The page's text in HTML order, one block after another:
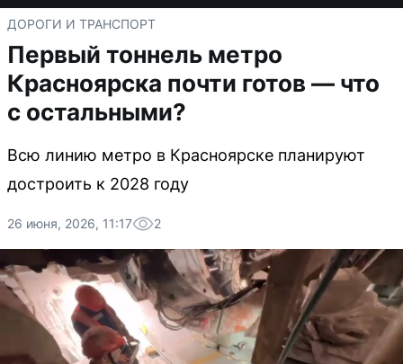
ДОРОГИ И ТРАНСПОРТ
Первый тоннель метро
Красноярска почти готов — что
с остальными?
Всю линию метро в Красноярске планируют
достроить к 2028 году
26 июня, 2026, 11:17 2